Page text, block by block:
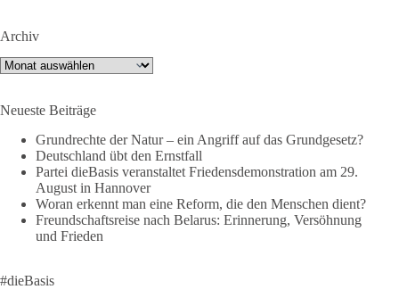
Verteidigungsbündnis der Welt und ein Garant für Sicherheit.
Die Gipfelerklärung liest sich jedoch wie ein Protokoll einer
Neue Milliardenhilfen für die Ukraine, neue Verpflichtungen
für Europa, gigantische Rüstungsdeals, Ausbau der
Verteidigungsindustrie, Modernisierung der Streitkräfte, ein
klares Bekenntnis zur militärischen Abschreckung und dazu
die Forderung, der Iran dürfe keine Kernwaffe besitzen.
Und wo war der Austausch über eine friedensorientierte
🟩🟩🟦🟦🟥🟥🟧🟧
Archiv
Archiv
Neueste Beiträge
Grundrechte der Natur – ein Angriff auf das Grundgesetz?
Deutschland übt den Ernstfall
Partei dieBasis veranstaltet Friedensdemonstration am 29.
August in Hannover
Woran erkennt man eine Reform, die den Menschen dient?
Freundschaftsreise nach Belarus: Erinnerung, Versöhnung
und Frieden
#dieBasis